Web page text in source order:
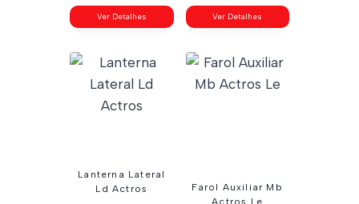
Ver Detalhes Ver Detalhes
Lanterna Lateral
Ld Actros
Farol Auxiliar Mb